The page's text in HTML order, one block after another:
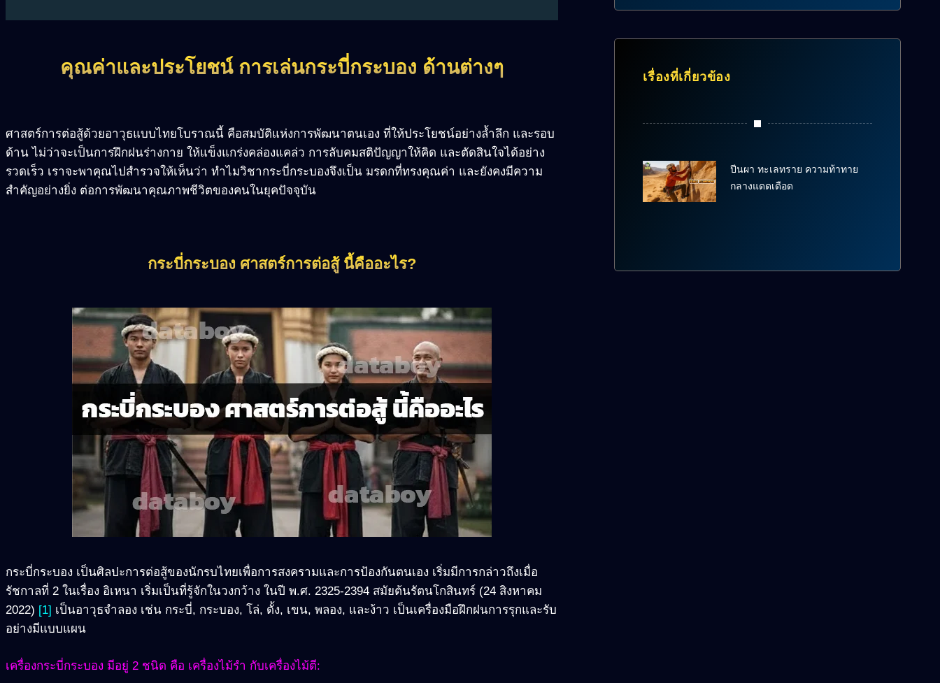
คุณค่าและประโยชน์ การเล่นกระบี่กระบอง ด้านต่างๆ
ศาสตร์การต่อสู้ด้วยอาวุธแบบไทยโบราณนี้ คือสมบัติแห่งการพัฒนาตนเอง ที่ให้ประโยชน์อย่างล้ำลึก และรอบ
ด้าน ไม่ว่าจะเป็นการฝึกฝนร่างกาย ให้แข็งแกร่งคล่องแคล่ว การลับคมสติปัญญาให้คิด และตัดสินใจได้อย่าง
รวดเร็ว เราจะพาคุณไปสำรวจให้เห็นว่า ทำไมวิชากระบี่กระบองจึงเป็น มรดกที่ทรงคุณค่า และยังคงมีความ
สำคัญอย่างยิ่ง ต่อการพัฒนาคุณภาพชีวิตของคนในยุคปัจจุบัน
กระบี่กระบอง ศาสตร์การต่อสู้ นี้คืออะไร?
กระบี่กระบอง เป็นศิลปะการต่อสู้ของนักรบไทยเพื่อการสงครามและการป้องกันตนเอง เริ่มมีการกล่าวถึงเมื่อ
รัชกาลที่ 2 ในเรื่อง อิเหนา เริ่มเป็นที่รู้จักในวงกว้าง ในปี พ.ศ. 2325-2394 สมัยต้นรัตนโกสินทร์ (24 สิงหาคม
2022) [1] เป็นอาวุธจำลอง เช่น กระบี่, กระบอง, โล่, ดั้ง, เขน, พลอง, และง้าว เป็นเครื่องมือฝึกฝนการรุกและรับ
อย่างมีแบบแผน
เครื่องกระบี่กระบอง มีอยู่ 2 ชนิด คือ เครื่องไม้รำ กับเครื่องไม้ตี:
เรื่องที่เกี่ยวข้อง
ปีนผา ทะเลทราย ความท้าทาย
กลางแดดเดือด